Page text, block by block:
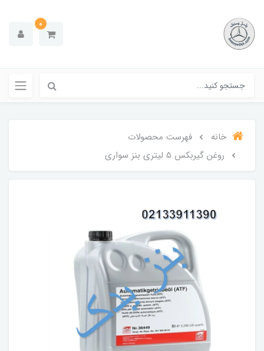
0
خانه
فهرست محصولات
روغن گیربکس 5 لیتری بنز سواری